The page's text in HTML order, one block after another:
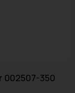
002507-350